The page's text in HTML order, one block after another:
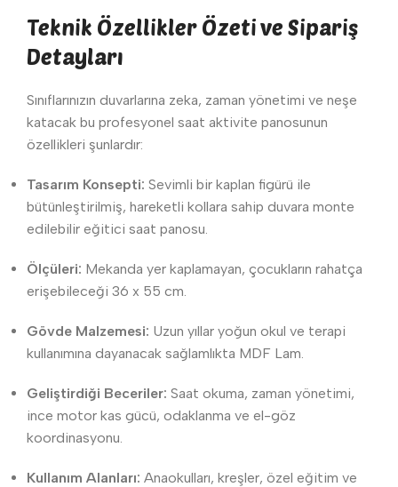
Teknik Özellikler Özeti ve Sipariş
Detayları
Sınıflarınızın duvarlarına zeka, zaman yönetimi ve neşe
katacak bu profesyonel saat aktivite panosunun
özellikleri şunlardır:
Tasarım Konsepti: Sevimli bir kaplan figürü ile
bütünleştirilmiş, hareketli kollara sahip duvara monte
edilebilir eğitici saat panosu.
Ölçüleri: Mekanda yer kaplamayan, çocukların rahatça
erişebileceği 36 x 55 cm.
Gövde Malzemesi: Uzun yıllar yoğun okul ve terapi
kullanımına dayanacak sağlamlıkta MDF Lam.
Geliştirdiği Beceriler: Saat okuma, zaman yönetimi,
ince motor kas gücü, odaklanma ve el-göz
koordinasyonu.
Kullanım Alanları: Anaokulları, kreşler, özel eğitim ve